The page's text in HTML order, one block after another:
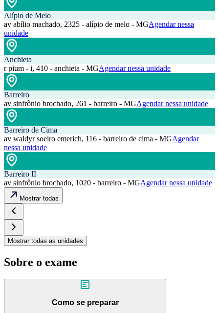
Alípio de Melo
av abílio machado, 2325 - alípio de melo - MGAgendar nessa
unidade
Anchieta
r pium - i, 410 - anchieta - MGAgendar nessa unidade
Barreiro
av sinfrônio brochado, 261 - barreiro - MGAgendar nessa unidade
Barreiro de Cima
av waldyr soeiro emerich, 116 - barreiro de cima - MGAgendar
nessa unidade
Barreiro II
av sinfrônio brochado, 1020 - barreiro - MGAgendar nessa unidade
Mostrar todas
Mostrar todas as unidades
Sobre o exame
Como se preparar